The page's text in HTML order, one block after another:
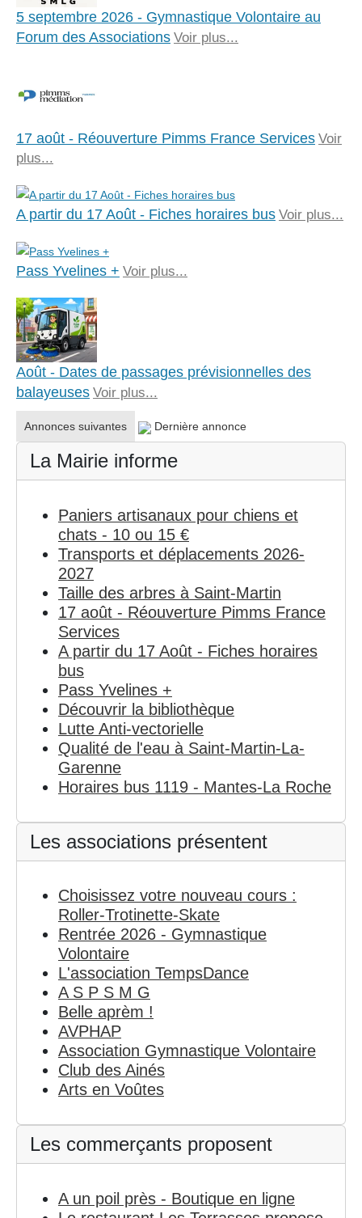
5 septembre 2026 - Gymnastique Volontaire au
Forum des Associations Voir plus...
17 août - Réouverture Pimms France Services Voir
plus...
A partir du 17 Août - Fiches horaires bus Voir plus...
Pass Yvelines + Voir plus...
Août - Dates de passages prévisionnelles des
balayeuses Voir plus...
Annonces suivantes Dernière annonce
La Mairie informe
Paniers artisanaux pour chiens et
chats - 10 ou 15 €
Transports et déplacements 2026-
2027
Taille des arbres à Saint-Martin
17 août - Réouverture Pimms France
Services
A partir du 17 Août - Fiches horaires
bus
Pass Yvelines +
Découvrir la bibliothèque
Lutte Anti-vectorielle
Qualité de l'eau à Saint-Martin-La-
Garenne
Horaires bus 1119 - Mantes-La Roche
Les associations présentent
Choisissez votre nouveau cours :
Roller-Trotinette-Skate
Rentrée 2026 - Gymnastique
Volontaire
L'association TempsDance
A S P S M G
Belle aprèm !
AVPHAP
Association Gymnastique Volontaire
Club des Ainés
Arts en Voûtes
Les commerçants proposent
A un poil près - Boutique en ligne